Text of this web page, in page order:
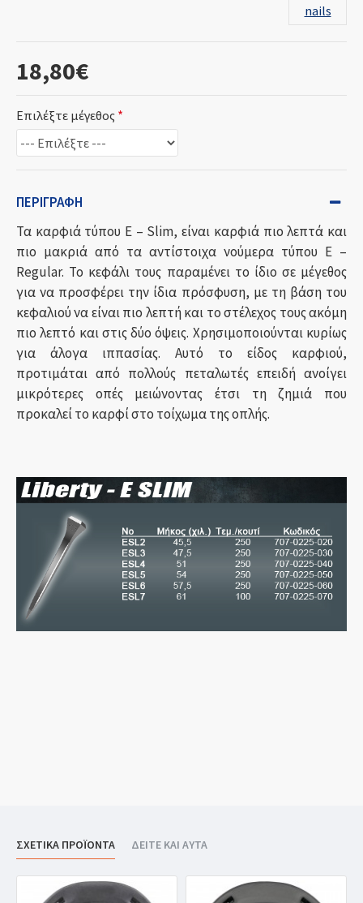
18,80€
nails
Επιλέξτε μέγεθος
ΠΕΡΙΓΡΑΦΉ
Τα καρφιά τύπου Ε – Slim, είναι καρφιά πιο λεπτά και
πιο μακριά από τα αντίστοιχα νούμερα τύπου Ε –
Regular. Το κεφάλι τους παραμένει το ίδιο σε μέγεθος
για να προσφέρει την ίδια πρόσφυση, με τη βάση του
κεφαλιού να είναι πιο λεπτή και το στέλεχος τους ακόμη
πιο λεπτό και στις δύο όψεις. Χρησιμοποιούνται κυρίως
για άλογα ιππασίας. Αυτό το είδος καρφιού,
προτιμάται από πολλούς πεταλωτές επειδή ανοίγει
μικρότερες οπές μειώνοντας έτσι τη ζημιά που
προκαλεί το καρφί στο τοίχωμα της οπλής.
ΣΧΕΤΙΚΑ ΠΡΟΪΟΝΤΑ ΔΕΙΤΕ ΚΑΙ ΑΥΤΑ